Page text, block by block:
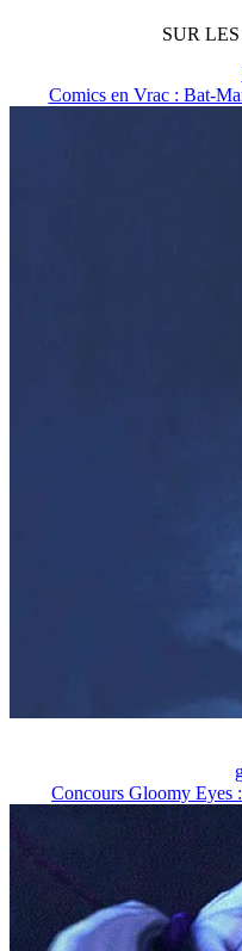
SUR
Comics en Vrac : Bat-
Concours Gloomy Eyes